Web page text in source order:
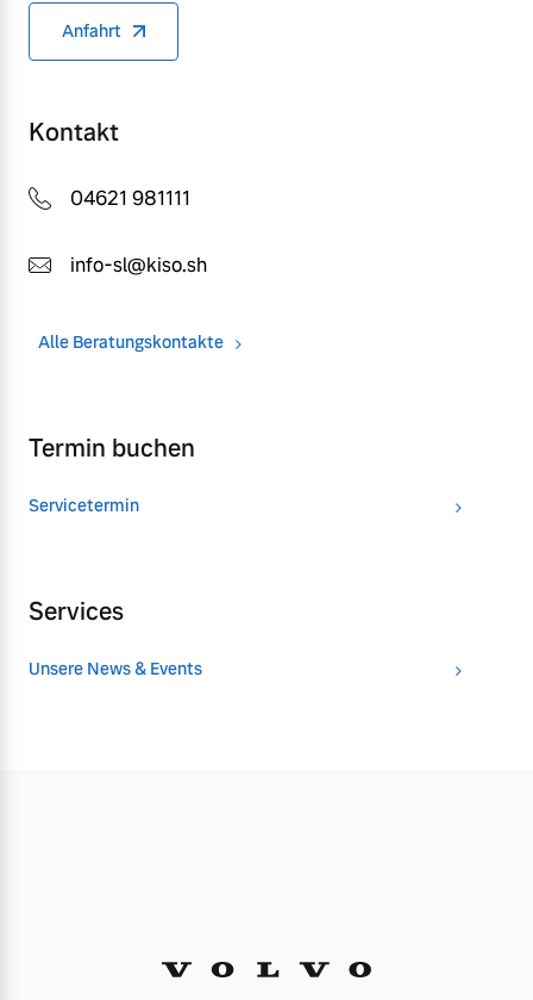
Anfahrt
Kontakt
04621 981111
info-sl@kiso.sh
Alle Beratungskontakte
Termin buchen
Servicetermin
Services
Unsere News & Events